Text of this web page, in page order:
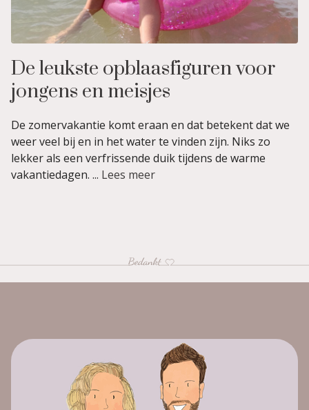
De leukste opblaasfiguren voor
jongens en meisjes
De zomervakantie komt eraan en dat betekent dat we
weer veel bij en in het water te vinden zijn. Niks zo
lekker als een verfrissende duik tijdens de warme
vakantiedagen. ... Lees meer